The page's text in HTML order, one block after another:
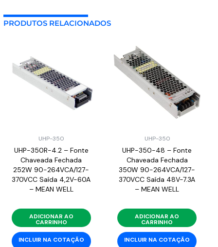
PRODUTOS RELACIONADOS
UHP-350
UHP-350R-4.2 – Fonte
Chaveada Fechada
252W 90-264VCA/127-
370VCC Saída 4,2V-60A
– MEAN WELL
ADICIONAR AO
CARRINHO
INCLUIR NA COTAÇÃO
UHP-350
UHP-350-48 – Fonte
Chaveada Fechada
350W 90-264VCA/127-
370VCC Saída 48V-7.3A
– MEAN WELL
ADICIONAR AO
CARRINHO
INCLUIR NA COTAÇÃO